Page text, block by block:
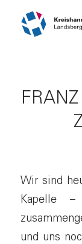
Wir sind
Kapelle –
und uns